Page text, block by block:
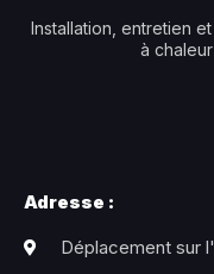
Installation, entretien
à
Adresse :
Déplacement sur